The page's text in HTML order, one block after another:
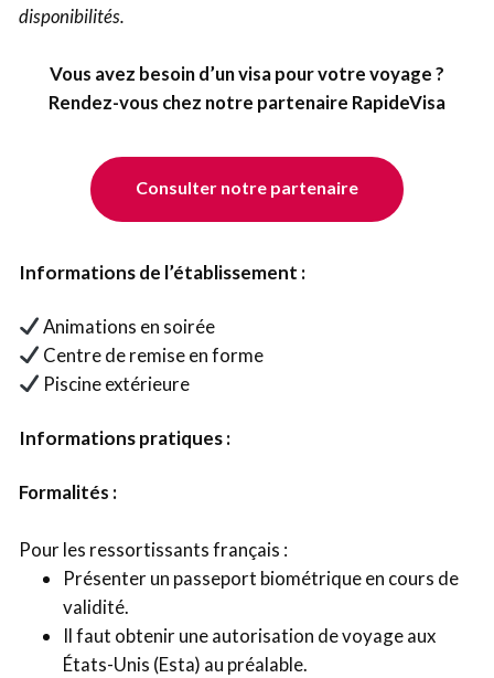
disponibilités.
Vous avez besoin d’un visa pour votre voyage ?
Rendez-vous chez notre partenaire RapideVisa
Consulter notre partenaire
Informations de l’établissement :
Animations en soirée
Centre de remise en forme
Piscine extérieure
Informations pratiques :
Formalités :
Pour les ressortissants français :
Présenter un passeport biométrique en cours de
validité.
Il faut obtenir une autorisation de voyage aux
États-Unis (Esta) au préalable.